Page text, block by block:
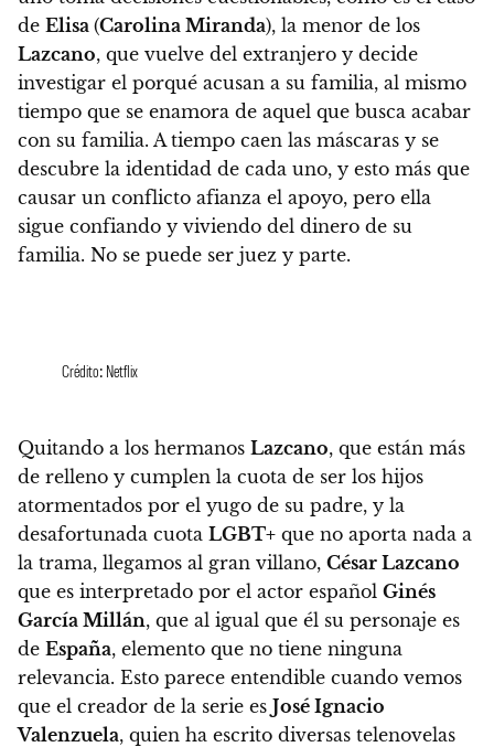
de Elisa (Carolina Miranda), la menor de los
Lazcano, que vuelve del extranjero y decide
investigar el porqué acusan a su familia, al mismo
tiempo que se enamora de aquel que busca acabar
con su familia. A tiempo caen las máscaras y se
descubre la identidad de cada uno, y esto más que
causar un conflicto afianza el apoyo, pero ella
sigue confiando y viviendo del dinero de su
familia. No se puede ser juez y parte.
Crédito: Netflix
Quitando a los hermanos Lazcano, que están más
de relleno y cumplen la cuota de ser los hijos
atormentados por el yugo de su padre, y la
desafortunada cuota LGBT+ que no aporta nada a
la trama, llegamos al gran villano, César Lazcano
que es interpretado por el actor español Ginés
García Millán, que al igual que él su personaje es
de España, elemento que no tiene ninguna
relevancia. Esto parece entendible cuando vemos
que el creador de la serie es José Ignacio
Valenzuela, quien ha escrito diversas telenovelas